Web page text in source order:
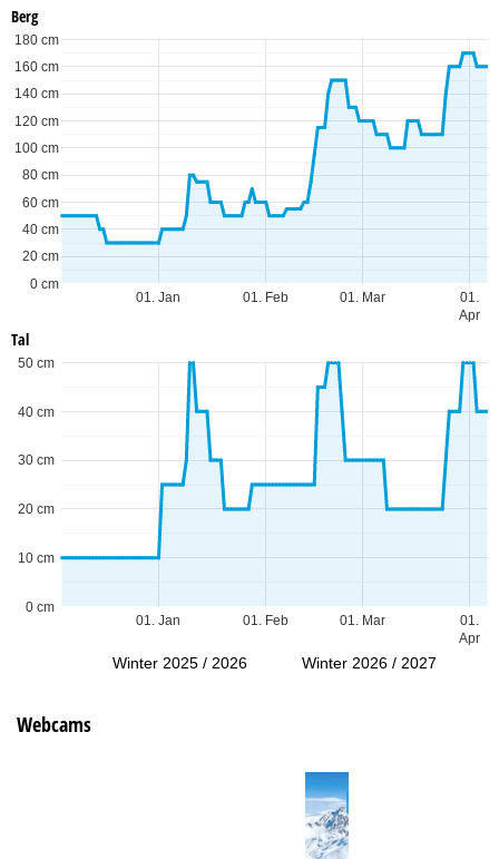
Berg
01. Jan 01. Feb 01. Mar
01.
Apr
0 cm
20 cm
40 cm
60 cm
80 cm
100 cm
120 cm
140 cm
160 cm
180 cm
Tal
01. Jan 01. Feb 01. Mar
01.
Apr
0 cm
10 cm
20 cm
30 cm
40 cm
50 cm
Winter 2025 / 2026 Winter 2026 / 2027
Webcams